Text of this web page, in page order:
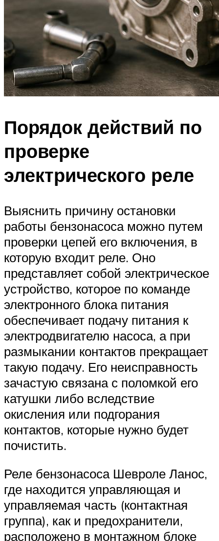
Порядок действий по
проверке
электрического реле
Выяснить причину остановки
работы бензонасоса можно путем
проверки цепей его включения, в
которую входит реле. Оно
представляет собой электрическое
устройство, которое по команде
электронного блока питания
обеспечивает подачу питания к
электродвигателю насоса, а при
размыкании контактов прекращает
такую подачу. Его неисправность
зачастую связана с поломкой его
катушки либо вследствие
окисления или подгорания
контактов, которые нужно будет
почистить.
Реле бензонасоса Шевроле Ланос,
где находится управляющая и
управляемая часть (контактная
группа), как и предохранители,
расположено в монтажном блоке